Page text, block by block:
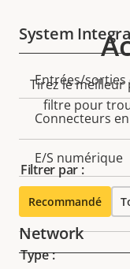
System
Description
de la
propriété
Entrées/
Connecteurs
E/S numérique
Sortie HDMI
Network
Tirez le
filtre pour
Filtrer par :
Recommandé
Type :